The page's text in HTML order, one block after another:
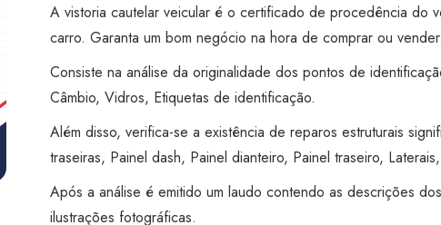
Carapicuíba
quantidade
A vistoria cautelar veicular é o certificado de procedência do
carro. Garanta um bom negócio na hora de comprar ou vender.
Consiste na análise da originalidade dos pontos de
Câmbio, Vidros, Etiquetas de identificação.
Além disso, verifica-se a existência de reparos estruturais
traseiras, Painel dash, Painel dianteiro, Painel traseiro,
Após a análise é emitido um laudo contendo as descrições
ilustrações fotográficas.